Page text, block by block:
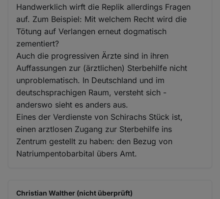
Handwerklich wirft die Replik allerdings Fragen
auf. Zum Beispiel: Mit welchem Recht wird die
Tötung auf Verlangen erneut dogmatisch
zementiert?
Auch die progressiven Ärzte sind in ihren
Auffassungen zur (ärztlichen) Sterbehilfe nicht
unproblematisch. In Deutschland und im
deutschsprachigen Raum, versteht sich -
anderswo sieht es anders aus.
Eines der Verdienste von Schirachs Stück ist,
einen arztlosen Zugang zur Sterbehilfe ins
Zentrum gestellt zu haben: den Bezug von
Natriumpentobarbital übers Amt.
Christian Walther (nicht überprüft)